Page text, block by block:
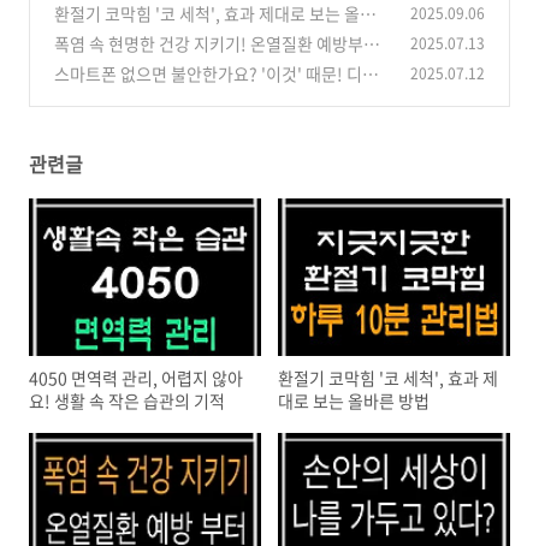
환절기 코막힘 '코 세척', 효과 제대로 보는 올바
른 방법
(0)
2025.09.06
폭염 속 현명한 건강 지키기! 온열질환 예방부터
편의점 음료 선택까지
(2)
2025.07.13
스마트폰 없으면 불안한가요? '이것' 때문! 디지
2025.07.12
관련글
4050 면역력 관리, 어렵지 않아
요! 생활 속 작은 습관의 기적
환절기 코막힘 '코 세척', 효과 제
대로 보는 올바른 방법